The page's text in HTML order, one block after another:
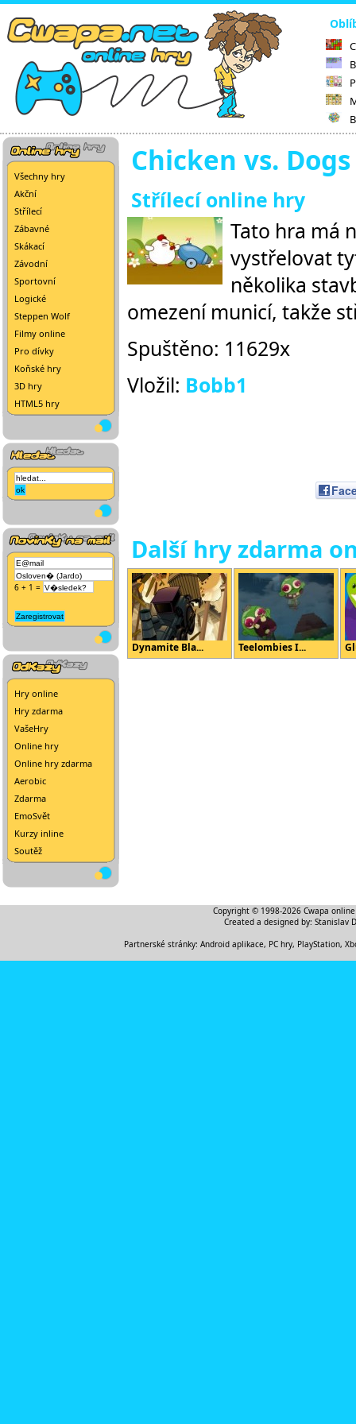
Všechny hry
Akční
Střílecí
Zábavné
Skákací
Závodní
Sportovní
Logické
Steppen Wolf
Filmy online
Pro dívky
Koňské hry
3D hry
HTML5 hry
6 + 1 =
Hry online
Hry zdarma
VašeHry
Online hry
Online hry zdarma
Aerobic
Zdarma
EmoSvět
Kurzy inline
Soutěž
Chicken vs. Dogs
Střílecí online hry
Tato hra má
vystřelovat
několika
omezení municí, takže
Spuštěno: 11629x
Vložil: Bobb1
Další hry zdarma
Dynamite Bla... Teelombies I...
Copyright © 1998-2026 Cwapa
Created a designed by: Stanislav
Partnerské stránky: Android aplikace, PC hry, PlayStation,